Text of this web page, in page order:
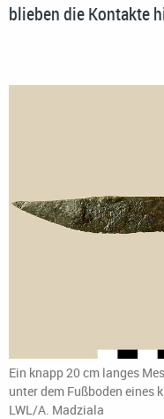
blieben die Kontakte
Ein knapp 20 cm langes
unter dem Fußboden eines
LWL/A. Madziala